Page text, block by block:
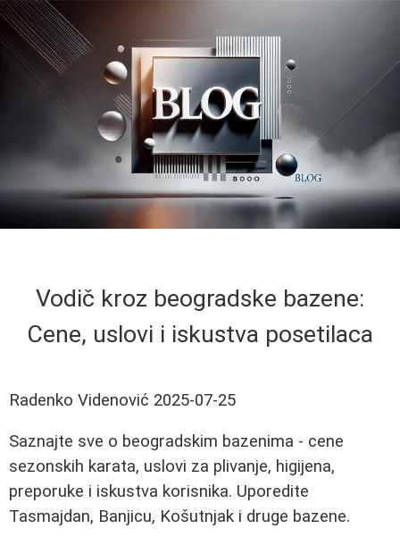
Vodič kroz beogradske bazene:
Cene, uslovi i iskustva posetilaca
Radenko Videnović 2025-07-25
Saznajte sve o beogradskim bazenima - cene
sezonskih karata, uslovi za plivanje, higijena,
preporuke i iskustva korisnika. Uporedite
Tasmajdan, Banjicu, Košutnjak i druge bazene.